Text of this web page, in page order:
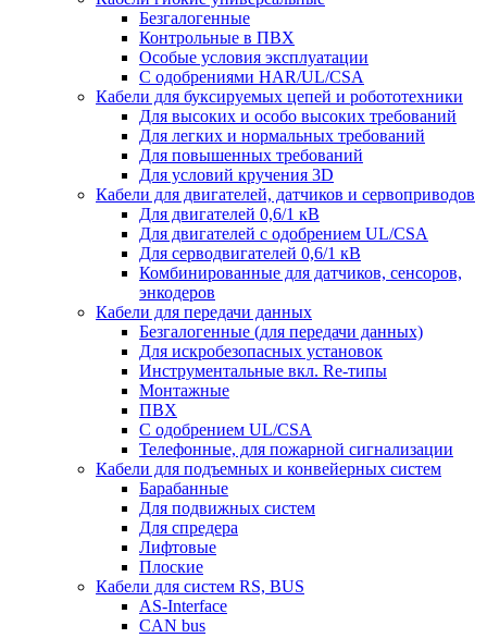
Безгалогенные
Контрольные в ПВХ
Особые условия эксплуатации
С одобрениями HAR/UL/CSA
Кабели для буксируемых цепей и робототехники
Для высоких и особо высоких требований
Для легких и нормальных требований
Для повышенных требований
Для условий кручения 3D
Кабели для двигателей, датчиков и сервоприводов
Для двигателей 0,6/1 кВ
Для двигателей с одобрением UL/CSA
Для серводвигателей 0,6/1 кВ
Комбинированные для датчиков, cенсоров,
энкодеров
Кабели для передачи данных
Безгалогенные (для передачи данных)
Для искробезопасных установок
Инструментальные вкл. Re-типы
Монтажные
ПВХ
С одобрением UL/CSA
Телефонные, для пожарной сигнализации
Кабели для подъемных и конвейерных систем
Барабанные
Для подвижных систем
Для спредера
Лифтовые
Плоские
Кабели для систем RS, BUS
AS-Interface
CAN bus